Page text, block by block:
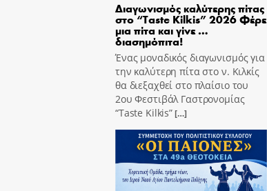
Διαγωνισμός καλύτερης πίτας
στο “Taste Kilkis” 2026 Φέρε
μια πίτα και γίνε …
διασημόπιτα!
Ένας μοναδικός διαγωνισμός για
την καλύτερη πίτα στο ν. Κιλκίς
θα διεξαχθεί στο πλαίσιο του
2ου Φεστιβάλ Γαστρονομίας
“Taste Kilkis”[…]